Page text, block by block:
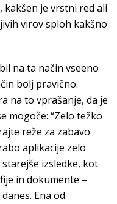
je vrstni red ali
virov sploh kakšno
na ta način vseeno
bolj pravično.
na to vprašanje, da je
mogoče: “Zelo težko
reže za zabavo
aplikacije zelo
izsledke, kot
in dokumente –
Ena od